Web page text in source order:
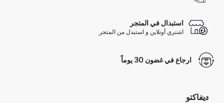
استبدال في المتجر
اشتري أونلاين و استبدل من المتجر
ارجاع في غضون 30 يوماً
ديفاكتو